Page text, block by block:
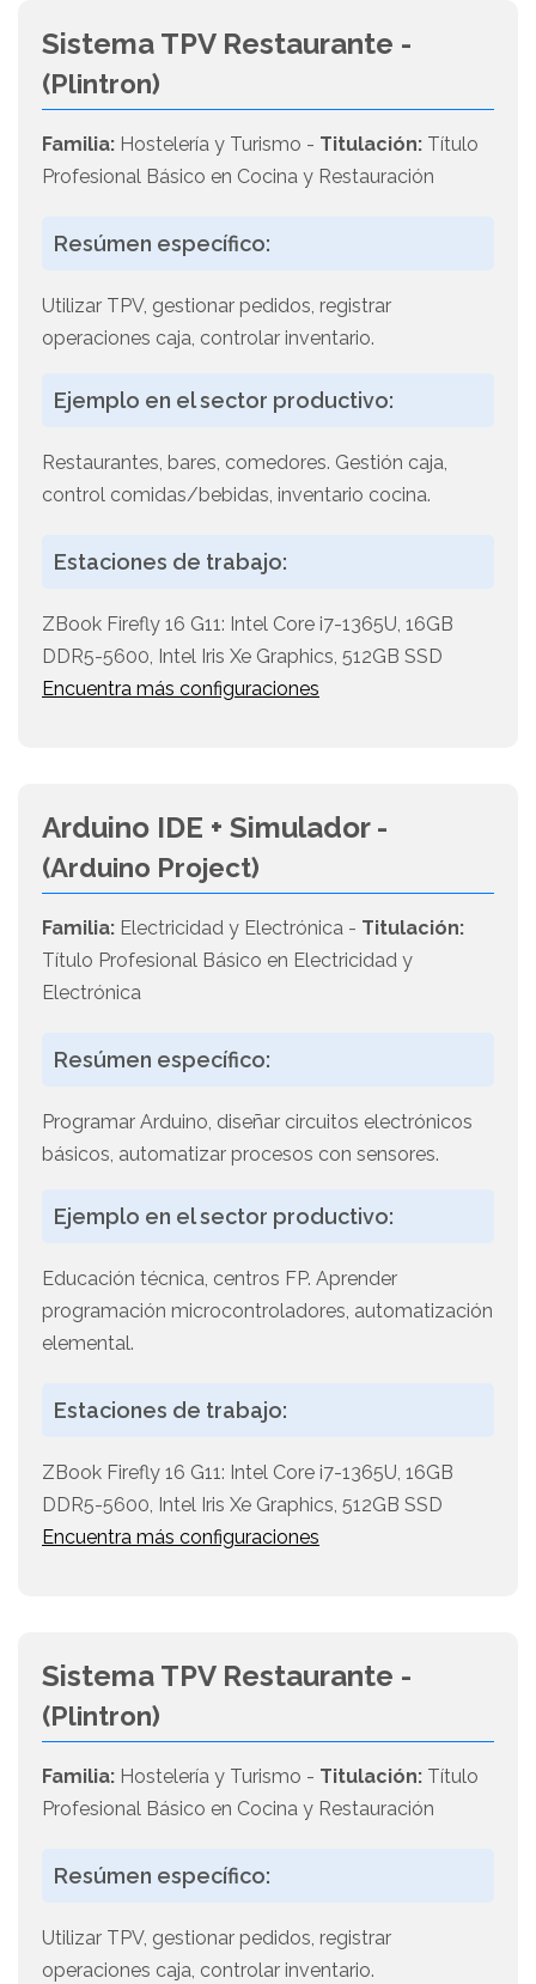
Sistema TPV Restaurante -
(Plintron)
Familia: Hostelería y Turismo - Titulación: Título
Profesional Básico en Cocina y Restauración
Resúmen específico:
Utilizar TPV, gestionar pedidos, registrar
operaciones caja, controlar inventario.
Ejemplo en el sector productivo:
Restaurantes, bares, comedores. Gestión caja,
control comidas/bebidas, inventario cocina.
Estaciones de trabajo:
ZBook Firefly 16 G11: Intel Core i7-1365U, 16GB
DDR5-5600, Intel Iris Xe Graphics, 512GB SSD
Encuentra más configuraciones
Arduino IDE + Simulador -
(Arduino Project)
Familia: Electricidad y Electrónica - Titulación:
Título Profesional Básico en Electricidad y
Electrónica
Resúmen específico:
Programar Arduino, diseñar circuitos electrónicos
básicos, automatizar procesos con sensores.
Ejemplo en el sector productivo:
Educación técnica, centros FP. Aprender
programación microcontroladores, automatización
elemental.
Estaciones de trabajo:
ZBook Firefly 16 G11: Intel Core i7-1365U, 16GB
DDR5-5600, Intel Iris Xe Graphics, 512GB SSD
Encuentra más configuraciones
Sistema TPV Restaurante -
(Plintron)
Familia: Hostelería y Turismo - Titulación: Título
Profesional Básico en Cocina y Restauración
Resúmen específico:
Utilizar TPV, gestionar pedidos, registrar
operaciones caja, controlar inventario.